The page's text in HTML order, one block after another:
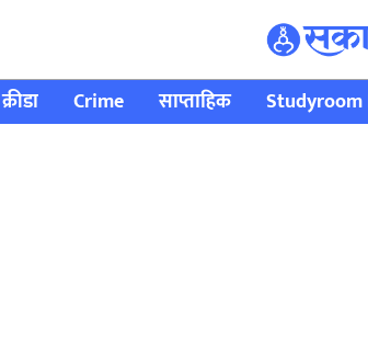
क्रीडा Crime साप्ताहिक Studyroom